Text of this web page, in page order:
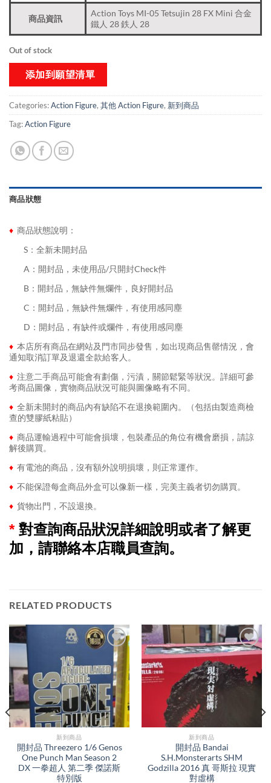
商品資訊
Action Toys MI-05 Tetsujin 28 FX Mini 合金
鐵人 28 鉄人 28
Out of stock
添加到願望清單
Categories:Action Figure, 其他 Action Figure, 新到商品​
Tag:Action Figure
商品狀態
♦ 商品狀態說明：
S：全新未開封品
A：開封品，未使用品/只開封Check件
B：開封品，無缺件無爛件，良好開封品
C：開封品，無缺件無爛件，有使用感同塵
D：開封品，有缺件或爛件，有使用感同塵
♦ 本店所有商品在網站及門市同步發售，如出現商品售罄情況，會
通知取消訂單及退還全款給客人。
♦ 注意二手商品可能會有劃傷，污漬，關節鬆緊等狀況。詳細可參
考商品圖像，實物商品狀況可能與圖像略有不同。
♦ 全新未開封的商品內有缺陷不在退換範圍內。（包括由製造商檢
查的雙膠紙粘貼）
♦ 商品運輸過程中可能會損壞，包裝產品的角位有機會磨損，請諒
解後購買。
♦ 有電池的商品，沒有額外說明損壞，則正常運作。
♦ 不能保證每盒商品外盒可以像新一樣，完美主義者切勿購買。
♦ 貨物出門，不設退換。
* 對查詢商品狀況詳細說明或者了解更
加，請聯絡本店職員查詢。
RELATED PRODUCTS
新到商品​
開封品 Threezero 1/6 Genos
One Punch Man Season 2
DX 一拳超人 第二季 傑諾斯
特別版
新到商品​
開封品 Bandai
S.H.Monsterarts SHM
Godzilla 2016 真 哥斯拉 現實
對虛構